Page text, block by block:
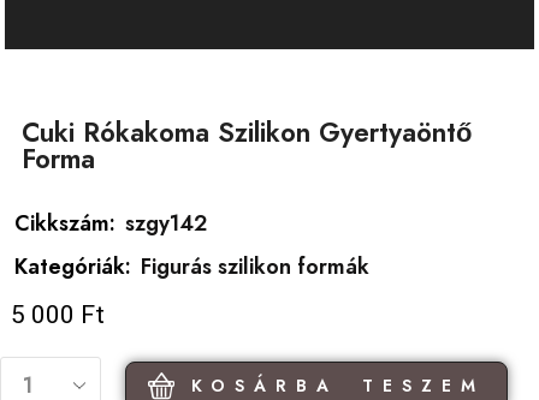
Cuki Rókakoma Szilikon Gyertyaöntő
Forma
Cikkszám: szgy142
Kategóriák: Figurás szilikon formák
5 000 Ft
KOSÁRBA TESZEM